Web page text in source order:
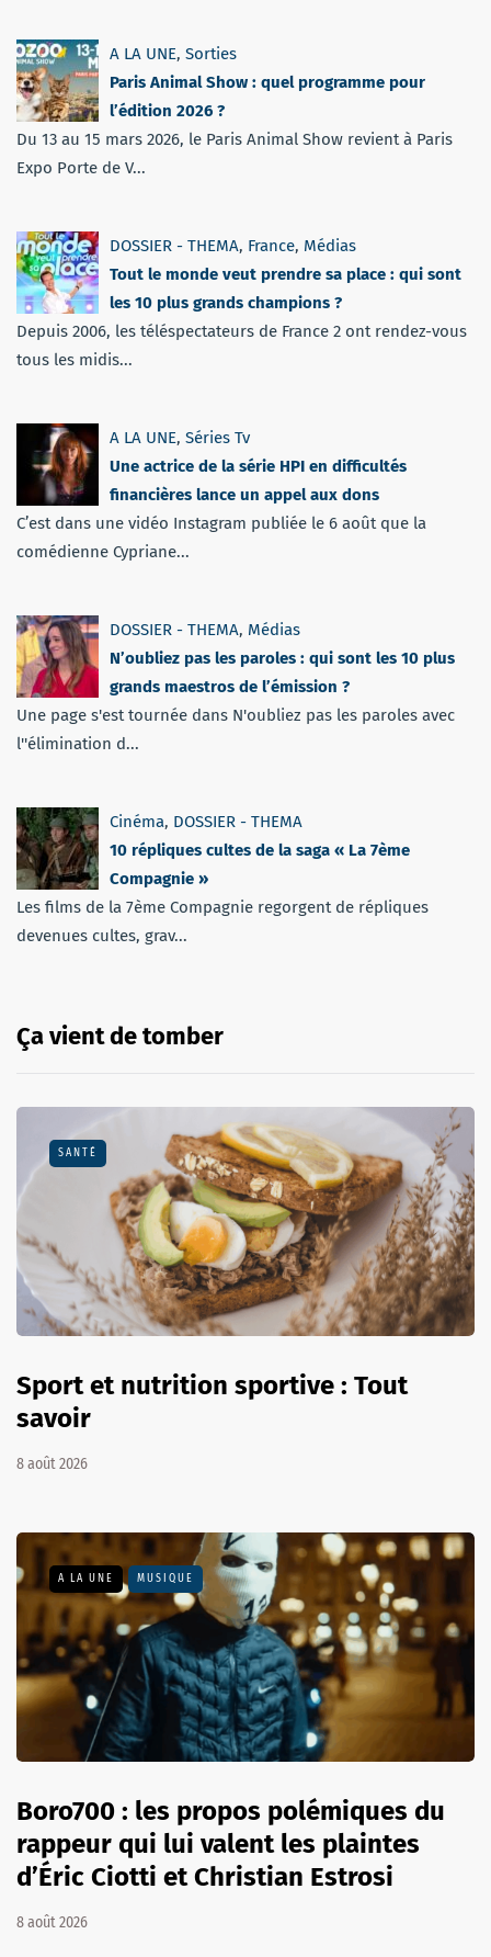
A LA UNE, Sorties
Paris Animal Show : quel programme pour
l’édition 2026 ?
Du 13 au 15 mars 2026, le Paris Animal Show revient à Paris
Expo Porte de V...
DOSSIER - THEMA, France, Médias
Tout le monde veut prendre sa place : qui sont
les 10 plus grands champions ?
Depuis 2006, les téléspectateurs de France 2 ont rendez-vous
tous les midis...
A LA UNE, Séries Tv
Une actrice de la série HPI en difficultés
financières lance un appel aux dons
C’est dans une vidéo Instagram publiée le 6 août que la
comédienne Cypriane...
DOSSIER - THEMA, Médias
N’oubliez pas les paroles : qui sont les 10 plus
grands maestros de l’émission ?
Une page s'est tournée dans N'oubliez pas les paroles avec
l''élimination d...
Cinéma, DOSSIER - THEMA
10 répliques cultes de la saga « La 7ème
Compagnie »
Les films de la 7ème Compagnie regorgent de répliques
devenues cultes, grav...
Ça vient de tomber
SANTÉ
Sport et nutrition sportive : Tout
savoir
8 août 2026
A LA UNE MUSIQUE
Boro700 : les propos polémiques du
rappeur qui lui valent les plaintes
d’Éric Ciotti et Christian Estrosi
8 août 2026